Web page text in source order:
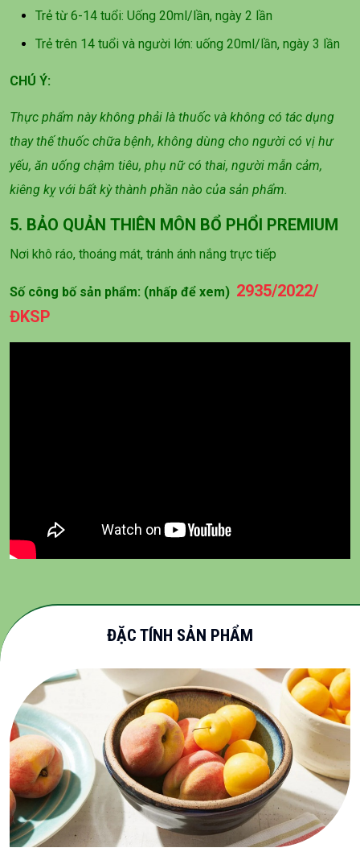
Trẻ từ 6-14 tuổi: Uống 20ml/lần, ngày 2 lần
Trẻ trên 14 tuổi và người lớn: uống 20ml/lần, ngày 3 lần
CHÚ Ý:
Thực phẩm này không phải là thuốc và không có tác dụng
thay thế thuốc chữa bệnh, không dùng cho người có vị hư
yếu, ăn uống chậm tiêu, phụ nữ có thai, người mẫn cảm,
kiêng kỵ với bất kỳ thành phần nào của sản phẩm.
5. BẢO QUẢN THIÊN MÔN BỔ PHỔI PREMIUM
Nơi khô ráo, thoáng mát, tránh ánh nắng trực tiếp
Số công bố sản phẩm: (nhấp để xem) 2935/2022/
ĐKSP
ĐẶC TÍNH SẢN PHẨM